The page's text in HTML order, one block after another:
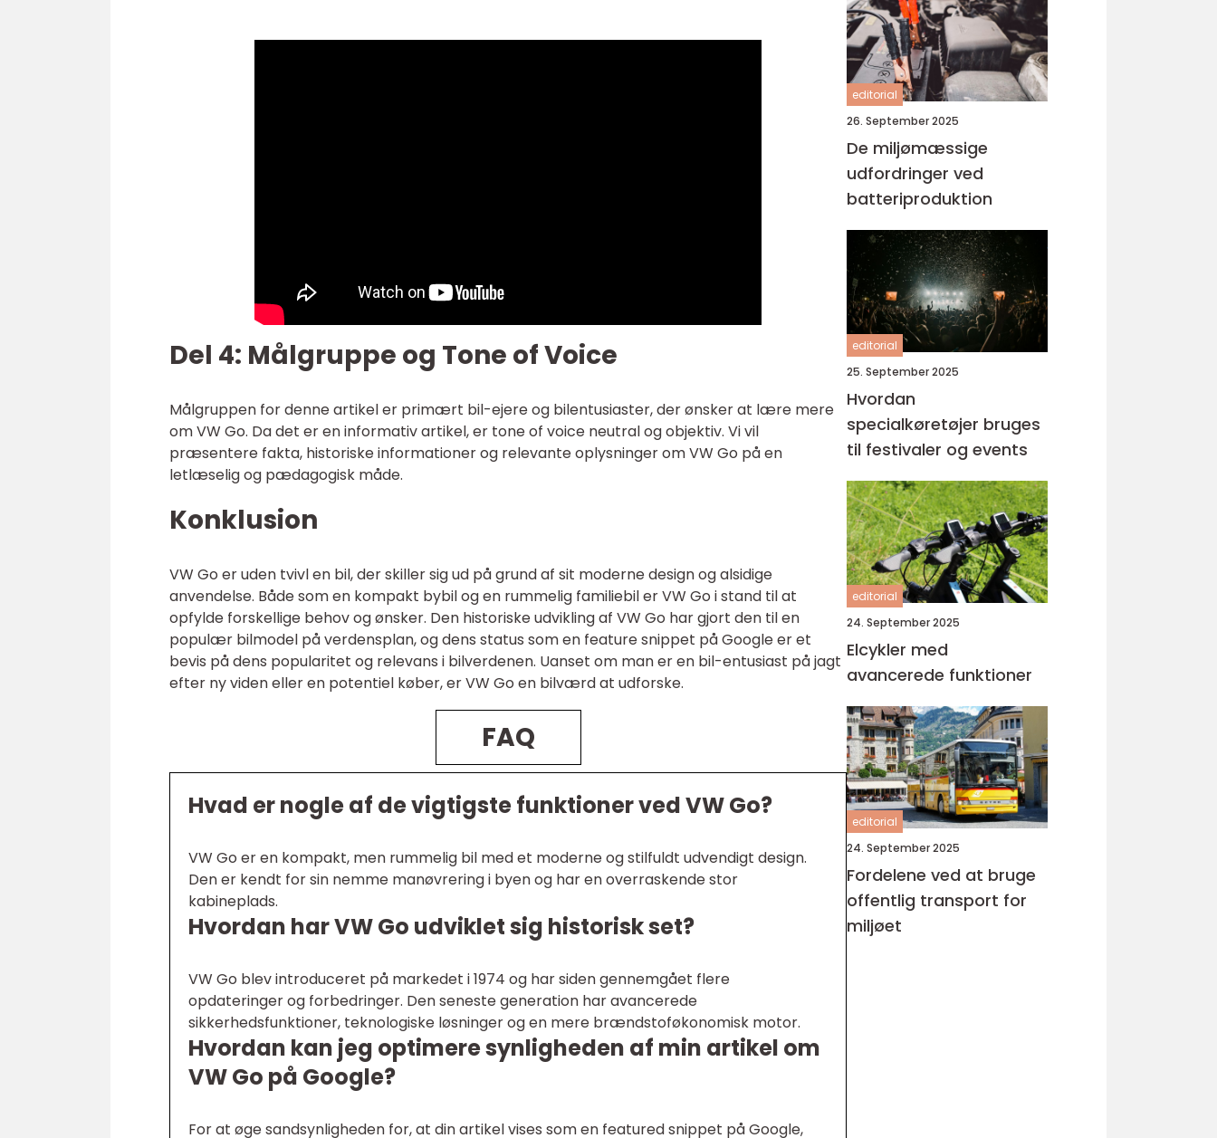
Del 4: Målgruppe og Tone of Voice
Målgruppen for denne artikel er primært bil-ejere og bilentusiaster, der ønsker at lære mere
om VW Go. Da det er en informativ artikel, er tone of voice neutral og objektiv. Vi vil
præsentere fakta, historiske informationer og relevante oplysninger om VW Go på en
letlæselig og pædagogisk måde.
Konklusion
VW Go er uden tvivl en bil, der skiller sig ud på grund af sit moderne design og alsidige
anvendelse. Både som en kompakt bybil og en rummelig familiebil er VW Go i stand til at
opfylde forskellige behov og ønsker. Den historiske udvikling af VW Go har gjort den til en
populær bilmodel på verdensplan, og dens status som en feature snippet på Google er et
bevis på dens popularitet og relevans i bilverdenen. Uanset om man er en bil-entusiast på jagt
efter ny viden eller en potentiel køber, er VW Go en bilværd at udforske.
FAQ
Hvad er nogle af de vigtigste funktioner ved VW Go?
VW Go er en kompakt, men rummelig bil med et moderne og stilfuldt udvendigt design.
Den er kendt for sin nemme manøvrering i byen og har en overraskende stor
kabineplads.
Hvordan har VW Go udviklet sig historisk set?
VW Go blev introduceret på markedet i 1974 og har siden gennemgået flere
opdateringer og forbedringer. Den seneste generation har avancerede
sikkerhedsfunktioner, teknologiske løsninger og en mere brændstoføkonomisk motor.
Hvordan kan jeg optimere synligheden af min artikel om
VW Go på Google?
For at øge sandsynligheden for, at din artikel vises som en featured snippet på Google,
editorial
26. September 2025
De miljømæssige
udfordringer ved
batteriproduktion
editorial
25. September 2025
Hvordan
specialkøretøjer bruges
til festivaler og events
editorial
24. September 2025
Elcykler med
avancerede funktioner
editorial
24. September 2025
Fordelene ved at bruge
offentlig transport for
miljøet